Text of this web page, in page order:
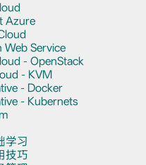
Azure
Web Service
- OpenStack
- KVM
- Docker
- Kubernets
学习
技巧